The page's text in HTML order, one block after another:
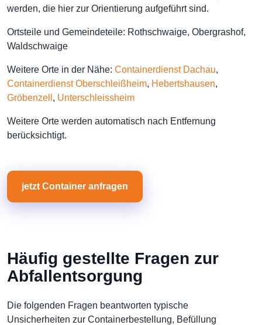
werden, die hier zur Orientierung aufgeführt sind.
Ortsteile und Gemeindeteile: Rothschwaige, Obergrashof,
Waldschwaige
Weitere Orte in der Nähe: Containerdienst Dachau,
Containerdienst Oberschleißheim, Hebertshausen,
Gröbenzell , Unterschleissheim
Weitere Orte werden automatisch nach Entfernung
berücksichtigt.
jetzt Container anfragen
Häufig gestellte Fragen zur
Abfallentsorgung
Die folgenden Fragen beantworten typische
Unsicherheiten zur Containerbestellung, Befüllung